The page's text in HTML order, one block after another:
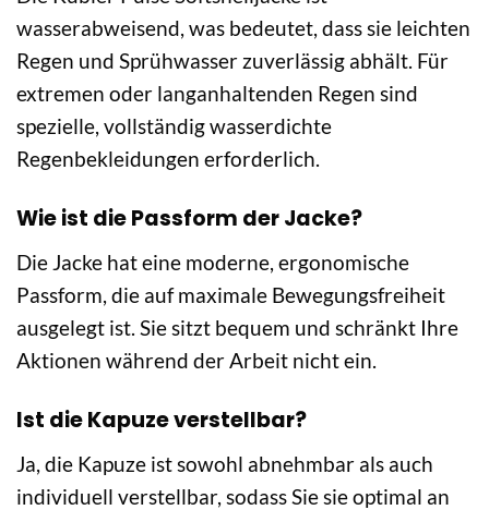
wasserabweisend, was bedeutet, dass sie leichten
Regen und Sprühwasser zuverlässig abhält. Für
extremen oder langanhaltenden Regen sind
spezielle, vollständig wasserdichte
Regenbekleidungen erforderlich.
Wie ist die Passform der Jacke?
Die Jacke hat eine moderne, ergonomische
Passform, die auf maximale Bewegungsfreiheit
ausgelegt ist. Sie sitzt bequem und schränkt Ihre
Aktionen während der Arbeit nicht ein.
Ist die Kapuze verstellbar?
Ja, die Kapuze ist sowohl abnehmbar als auch
individuell verstellbar, sodass Sie sie optimal an